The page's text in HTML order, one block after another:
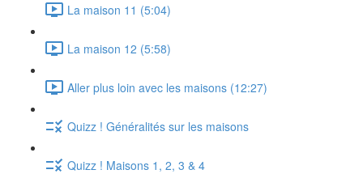
La maison 11 (5:04)
La maison 12 (5:58)
Aller plus loin avec les maisons (12:27)
Quizz ! Généralités sur les maisons
Quizz ! Maisons 1, 2, 3 & 4